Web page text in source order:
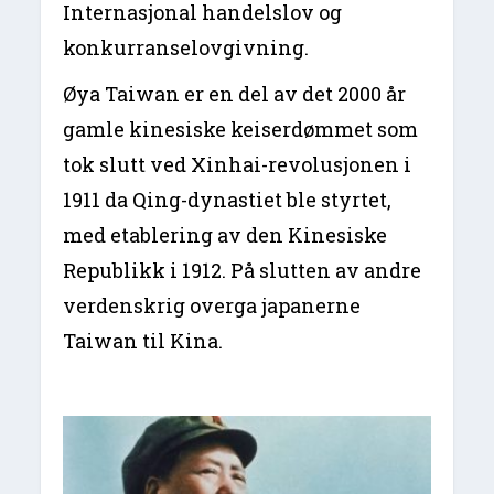
Internasjonal handelslov og
konkurranselovgivning.
Øya Taiwan er en del av det 2000 år
gamle kinesiske keiserdømmet som
tok slutt ved Xinhai-revolusjonen i
1911 da Qing-dynastiet ble styrtet,
med etablering av den Kinesiske
Republikk i 1912. På slutten av andre
verdenskrig overga japanerne
Taiwan til Kina.